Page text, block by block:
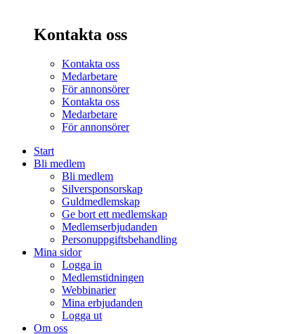
Kontakta oss
Kontakta oss
Medarbetare
För annonsörer
Kontakta oss
Medarbetare
För annonsörer
Start
Bli medlem
Bli medlem
Silversponsorskap
Guldmedlemskap
Ge bort ett medlemskap
Medlemserbjudanden
Personuppgiftsbehandling
Mina sidor
Logga in
Medlemstidningen
Webbinarier
Mina erbjudanden
Logga ut
Om oss